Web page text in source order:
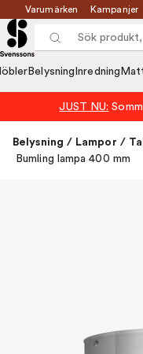
Varumärken Kampanjer
Belysning Inredning
JUST NU:
Belysning / Lampor /
Bumling lampa 400 mm